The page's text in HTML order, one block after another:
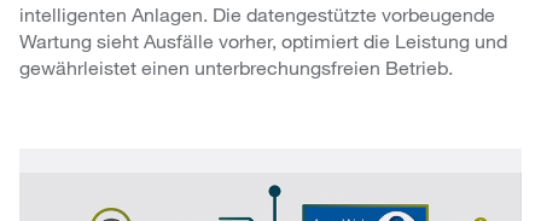
intelligenten Anlagen. Die datengestützte vorbeugende
Wartung sieht Ausfälle vorher, optimiert die Leistung und
gewährleistet einen unterbrechungsfreien Betrieb.